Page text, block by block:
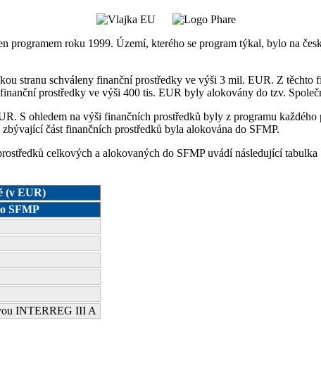
programem roku 1999. Území, kterého se program týkal, bylo na
stranu schváleny finanční prostředky ve výši 3 mil. EUR. Z
prostředky ve výši 400 tis. EUR byly alokovány do tzv.
S ohledem na výši finančních prostředků byly z programu
část finančních prostředků byla alokována do SFMP.
celkových a alokovaných do SFMP uvádí následující tabulka
(v EUR)
SFMP
INTERREG III A